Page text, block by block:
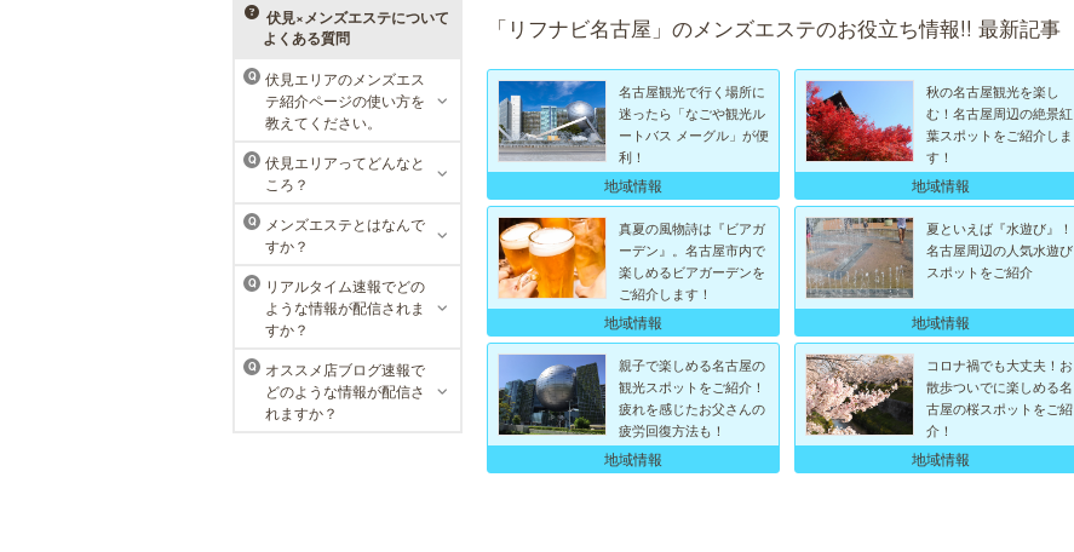
べる種類の多さで初めての方も安心
です。
ラ・パルレ 名古屋本店
ラ・パルレでは、内側からも外側か
らも健康的に美しく男性をサポー
ト。脱メタボリックやダイエット、
マッチョコースやにきび内外コー
ス、アロマトリートメント等多彩な
メニューをご用意。お得な体験コー
伏見×メンズエステについて
よくある質問
Q
伏見エリアのメンズエス
テ紹介ページの使い方を
教えてください。
Q
伏見エリアってどんなと
ころ？
Q
メンズエステとはなんで
すか？
Q
リアルタイム速報でどの
ような情報が配信されま
すか？
Q
オススメ店ブログ速報で
どのような情報が配信さ
れますか？
「リフナビ名古屋」のメンズエステのお役立ち情報!! 最新記事
名古屋観光で行く場所に
迷ったら「なごや観光ル
ートバス メーグル」が便
利！
地域情報
秋の名古屋観光を楽し
む！名古屋周辺の絶景紅
葉スポットをご紹介しま
す！
地域情報
真夏の風物詩は『ビアガ
ーデン』。名古屋市内で
楽しめるビアガーデンを
ご紹介します！
地域情報
夏といえば『水遊び』！
名古屋周辺の人気水遊び
スポットをご紹介
地域情報
親子で楽しめる名古屋の
観光スポットをご紹介！
疲れを感じたお父さんの
疲労回復方法も！
地域情報
コロナ禍でも大丈夫！お
散歩ついでに楽しめる名
古屋の桜スポットをご紹
介！
地域情報